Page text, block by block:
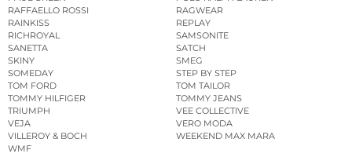
RAFFAELLO ROSSI
RAGWEAR
RAINKISS
REPLAY
RICHROYAL
SAMSONITE
SANETTA
SATCH
SKINY
SMEG
SOMEDAY
STEP BY STEP
TOM FORD
TOM TAILOR
TOMMY HILFIGER
TOMMY JEANS
TRIUMPH
VEE COLLECTIVE
VEJA
VERO MODA
VILLEROY & BOCH
WEEKEND MAX MARA
WMF